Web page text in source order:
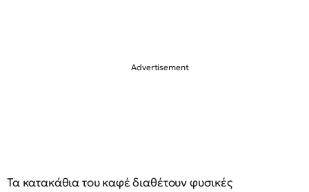
Τα κατακάθια του καφέ διαθέτουν φυσικές